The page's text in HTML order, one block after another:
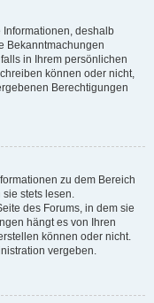
deshalb
Bekanntmachungen
in Ihrem persönlichen
können oder nicht,
Berechtigungen
zu dem Bereich
stets lesen.
des Forums, in dem sie
hängt es von Ihren
können oder nicht.
vergeben.